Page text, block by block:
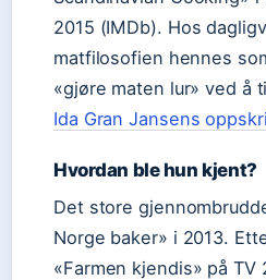
2015 (IMDb). Hos
matfilosofien hennes
«gjøre maten lur» ved å
Ida Gran Jansens
Hvordan ble hun kjent?
Det store
Norge baker» i 2013.
«Farmen kjendis» på TV